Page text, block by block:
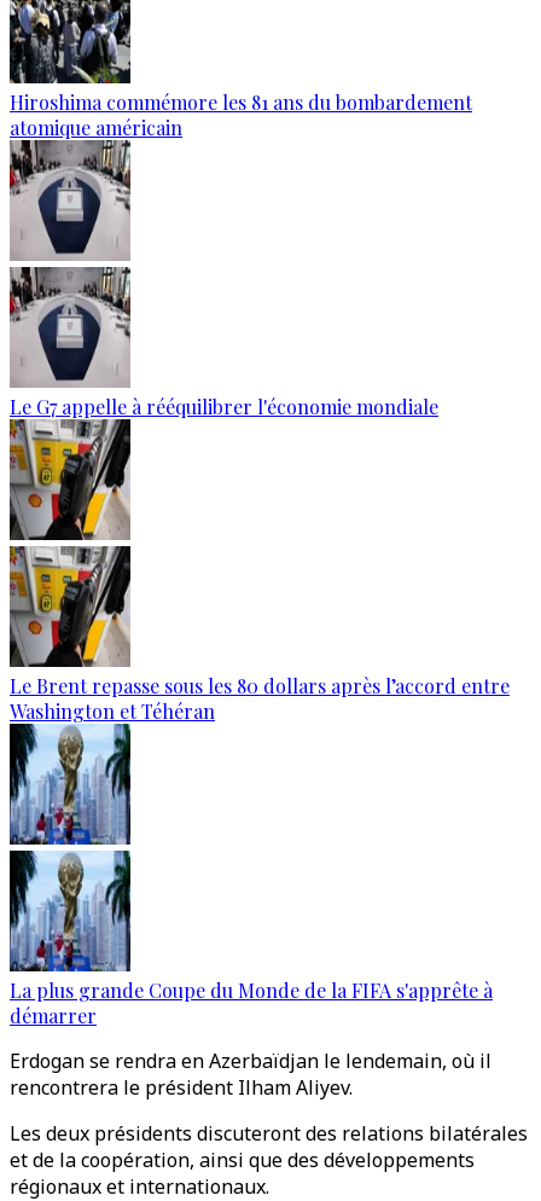
Hiroshima commémore les 81 ans du bombardement
atomique américain
Le G7 appelle à rééquilibrer l'économie mondiale
Le Brent repasse sous les 80 dollars après l’accord entre
Washington et Téhéran
La plus grande Coupe du Monde de la FIFA s'apprête à
démarrer
Erdogan se rendra en Azerbaïdjan le lendemain, où il
rencontrera le président Ilham Aliyev.
Les deux présidents discuteront des relations bilatérales
et de la coopération, ainsi que des développements
régionaux et internationaux.